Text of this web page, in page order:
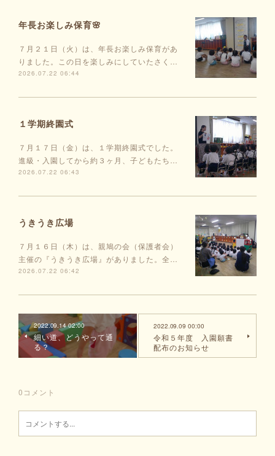
年長お楽しみ保育🌸
７月２１日（火）は、年長お楽しみ保育があ
りました。この日を楽しみにしていたさく…
2026.07.22 06:44
１学期終園式
７月１７日（金）は、１学期終園式でした。
進級・入園してから約３ヶ月、子どもたち…
2026.07.22 06:43
うきうき広場
７月１６日（木）は、親鳩の会（保護者会）
主催の『うきうき広場』がありました。全…
2026.07.22 06:42
2022.09.14 02:00
細い道、どうやって通
る？
2022.09.09 00:00
令和５年度 入園願書
配布のお知らせ
0 コメント